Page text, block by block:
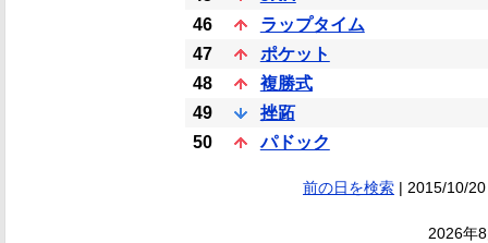
46
ラップタイム
47
ポケット
48
複勝式
49
挫跖
50
パドック
前の日を検索| 2015/10/
2026年